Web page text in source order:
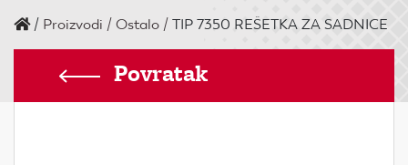
/ Proizvodi Ostalo TIP 7350 REŠETKA ZA SADNICE
Povratak